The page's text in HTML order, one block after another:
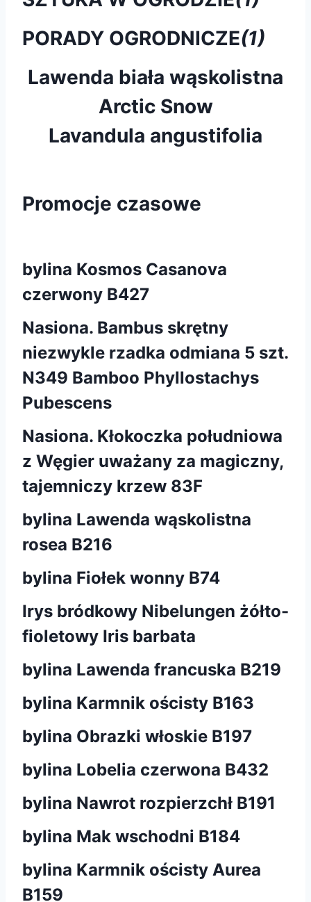
PORADY OGRODNICZE(1)
Lawenda biała wąskolistna
Arctic Snow
Lavandula angustifolia
Promocje czasowe
bylina Kosmos Casanova
czerwony B427
Nasiona. Bambus skrętny
niezwykle rzadka odmiana 5 szt.
N349 Bamboo Phyllostachys
Pubescens
Nasiona. Kłokoczka południowa
z Węgier uważany za magiczny,
tajemniczy krzew 83F
bylina Lawenda wąskolistna
rosea B216
bylina Fiołek wonny B74
Irys bródkowy Nibelungen żółto-
fioletowy Iris barbata
bylina Lawenda francuska B219
bylina Karmnik ościsty B163
bylina Obrazki włoskie B197
bylina Lobelia czerwona B432
bylina Nawrot rozpierzchł B191
bylina Mak wschodni B184
bylina Karmnik ościsty Aurea
B159